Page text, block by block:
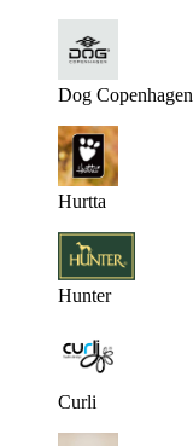
Dog Copenhagen
Hurtta
Hunter
Curli